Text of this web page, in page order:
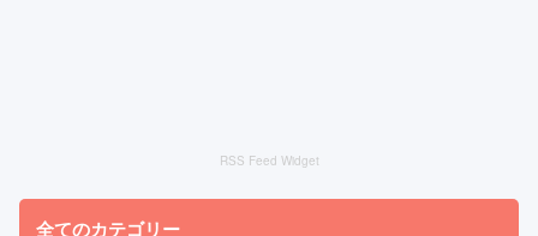
RSS Feed Widget
全てのカテゴリー